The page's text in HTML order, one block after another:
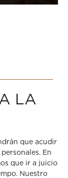
LA
que acudir
En
que ir a juicio
Nuestro